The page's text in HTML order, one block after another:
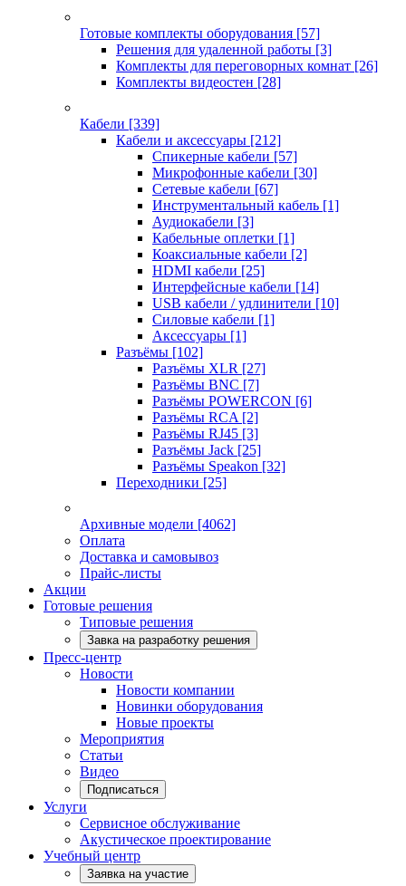
Готовые комплекты оборудования [57]
Решения для удаленной работы [3]
Комплекты для переговорных комнат [26]
Комплекты видеостен [28]
Кабели [339]
Кабели и аксессуары [212]
Спикерные кабели [57]
Микрофонные кабели [30]
Сетевые кабели [67]
Инструментальный кабель [1]
Аудиокабели [3]
Кабельные оплетки [1]
Коаксиальные кабели [2]
HDMI кабели [25]
Интерфейсные кабели [14]
USB кабели / удлинители [10]
Силовые кабели [1]
Аксессуары [1]
Разъёмы [102]
Разъёмы XLR [27]
Разъёмы BNC [7]
Разъёмы POWERCON [6]
Разъёмы RCA [2]
Разъёмы RJ45 [3]
Разъёмы Jack [25]
Разъёмы Speakon [32]
Переходники [25]
Архивные модели [4062]
Оплата
Доставка и самовывоз
Прайс-листы
Акции
Готовые решения
Типовые решения
Завка на разработку решения
Пресс-центр
Новости
Новости компании
Новинки оборудования
Новые проекты
Мероприятия
Статьи
Видео
Подписаться
Услуги
Сервисное обслуживание
Акустическое проектирование
Учебный центр
Заявка на участие